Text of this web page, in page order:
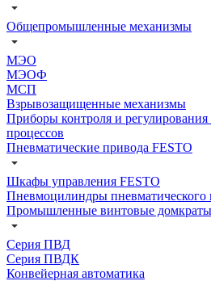
Общепромышленные механизмы
МЭО
МЭОФ
МСП
Взрывозащищенные механизмы
Приборы контроля и регулирования
процессов
Пневматические привода FESTO
Шкафы управления FESTO
Пневмоцилиндры пневматического
Промышленные винтовые домкраты
Серия ПВД
Серия ПВДК
Конвейерная автоматика